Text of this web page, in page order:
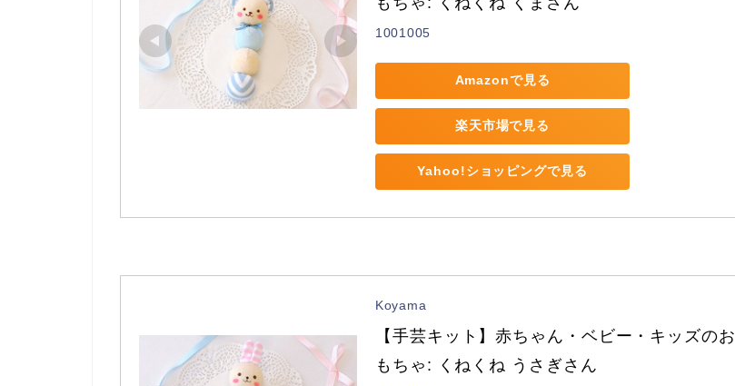
1001005
Amazonで見る
楽天市場で見る
Yahoo!ショッピングで見る
Koyama
【手芸キット】赤ちゃん・ベビー・キッズのお
もちゃ: くねくね うさぎさん